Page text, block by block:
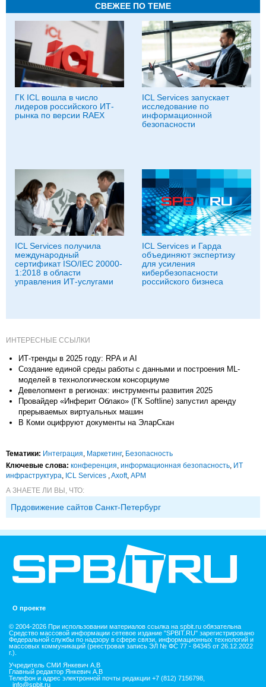
СВЕЖЕЕ ПО ТЕМЕ
ГК ICL вошла в число
лидеров российского ИТ-
рынка по версии RAEX
ICL Services запускает
исследование по
информационной
безопасности
ICL Services получила
международный
сертификат ISO/IEC 20000-
1:2018 в области
управления ИТ-услугами
ICL Services и Гарда
объединяют экспертизу
для усиления
кибербезопасности
российского бизнеса
ИНТЕРЕСНЫЕ ССЫЛКИ
ИТ-тренды в 2025 году: RPA и AI
Создание единой среды работы с данными и построения ML-
моделей в технологическом консорциуме
Девелопмент в регионах: инструменты развития 2025
Провайдер «Инферит Облако» (ГК Softline) запустил аренду
прерываемых виртуальных машин
В Коми оцифруют документы на ЭларСкан
Тематики: Интеграция, Маркетинг, Безопасность
Ключевые слова: конференция, информационная безопасность, ИТ
инфраструктура, ICL Services ,Axoft, АРМ
А ЗНАЕТЕ ЛИ ВЫ, ЧТО:
Прдовижение сайтов Санкт-Петербург
О проекте
© 2004-2026 При использовании материалов ссылка на spbit.ru обязательна
Средство массовой информации сетевое издание "SPBIT.RU" зарегистрировано
Федеральной службы по надзору в сфере связи, информационных технологий и
массовых коммуникаций (реестровая запись ЭЛ № ФС 77 - 84345 от 26.12.2022
г.).
Учредитель СМИ Янкевич А.В
Главный редактор Янкевич А.В
Телефон и адрес электронной почты редакции +7 (812) 7156798,
info@spbit.ru